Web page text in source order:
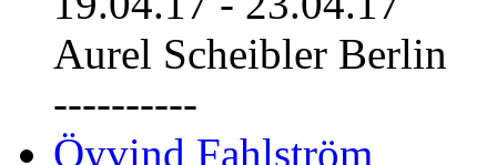
Aurel Scheibler Berlin
----------
Öyvind Fahlström